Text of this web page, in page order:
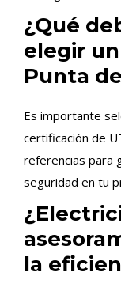
¿Qué
elegir
Punta
Es importante
certificación de
referencias para
seguridad en tu
la